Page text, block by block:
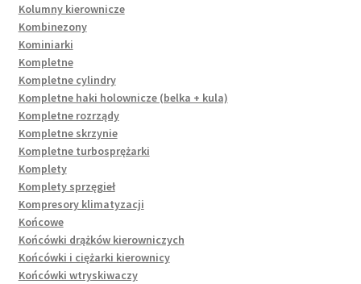
Kolumny kierownicze
Kombinezony
Kominiarki
Kompletne
Kompletne cylindry
Kompletne haki holownicze (belka + kula)
Kompletne rozrządy
Kompletne skrzynie
Kompletne turbosprężarki
Komplety
Komplety sprzęgieł
Kompresory klimatyzacji
Końcowe
Końcówki drążków kierowniczych
Końcówki i ciężarki kierownicy
Końcówki wtryskiwaczy